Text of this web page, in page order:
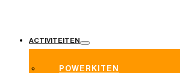
ACTIVITEITEN
POWERKITEN